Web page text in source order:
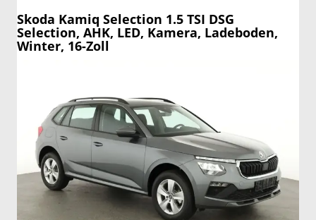
Skoda Kamiq Selection 1.5 TSI DSG
Selection, AHK, LED, Kamera, Ladeboden,
Winter, 16-Zoll